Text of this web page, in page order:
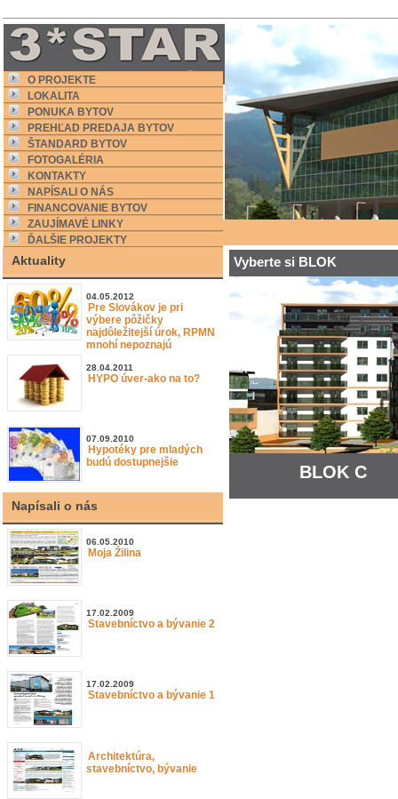
O PROJEKTE
LOKALITA
PONUKA BYTOV
PREHĽAD PREDAJA BYTOV
ŠTANDARD BYTOV
FOTOGALÉRIA
KONTAKTY
NAPÍSALI O NÁS
FINANCOVANIE BYTOV
ZAUJÍMAVÉ LINKY
ĎALŠIE PROJEKTY
Aktuality
04.05.2012
Pre Slovákov je pri
výbere pôžičky
najdôležitejší úrok, RPMN
mnohí nepoznajú
28.04.2011
HYPO úver-ako na to?
07.09.2010
Hypotéky pre mladých
budú dostupnejšie
Napísali o nás
06.05.2010
Moja Žilina
17.02.2009
Stavebníctvo a bývanie 2
17.02.2009
Stavebníctvo a bývanie 1
Architektúra,
stavebníctvo, bývanie
Vyberte si BLOK
BLOK C